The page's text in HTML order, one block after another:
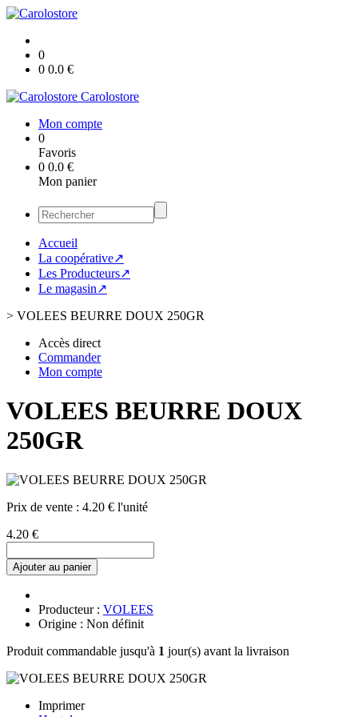
0
0 0.0 €
Carolostore
Mon compte
0
Favoris
0 0.0 €
Mon panier
Accueil
La coopérative↗
Les Producteurs↗
Le magasin↗
> VOLEES BEURRE DOUX 250GR
Accès direct
Commander
Mon compte
VOLEES BEURRE DOUX
250GR
Prix de vente : 4.20 € l'unité
4.20 €
Ajouter au panier
Producteur : VOLEES
Origine : Non définit
Produit commandable jusqu'à 1 jour(s) avant la livraison
Imprimer